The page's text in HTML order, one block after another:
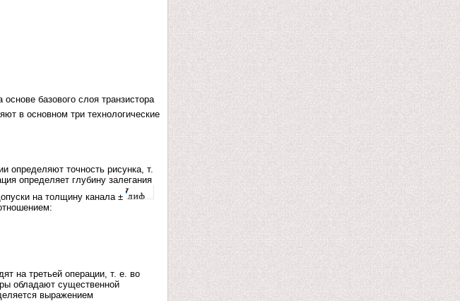
базового слоя транзистора
в основном три технологические
определяют точность рисунка, т.
определяет глубину залегания
на толщину канала ±
на третьей операции, т. е. во
обладают существенной
выражением